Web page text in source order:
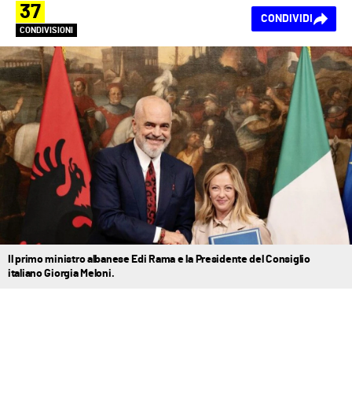
37
CONDIVISIONI
CONDIVIDI
Il primo ministro albanese Edi Rama e la Presidente del Consiglio
italiano Giorgia Meloni.